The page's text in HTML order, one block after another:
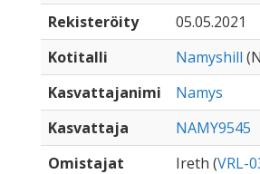
Rekisteröity
05.05.2021
Kotitalli
Namyshill
Kasvattajanimi
Namys
Kasvattaja
NAMY9545
Omistajat
Ireth (VRL-